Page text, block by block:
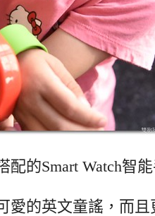
的Smart Watch智能
愛的英文童謠，而